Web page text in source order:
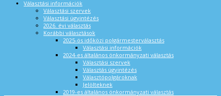
Választási információk
Választási szervek
Választási ügyintézés
2026. évi választás
Korábbi választások
2025-ös időközi polgármesterválasztás
Választási információk
2024-es általános önkormányzati választás
Választási szervek
Választás ügyintézés
Választópolgároknak
Jelölteknek
2019-es általános önkormányzati választás